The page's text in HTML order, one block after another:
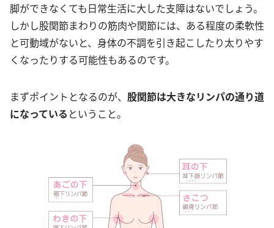
脚ができなくても日常生活に大した支障はないでしょう。
しかし股関節まわりの筋肉や関節には、ある程度の柔軟性
と可動域がないと、身体の不調を引き起こしたり太りやす
くなったりする可能性もあるのです。
まずポイントとなるのが、 股関節は大きなリンパの通り道
になっている ということ。